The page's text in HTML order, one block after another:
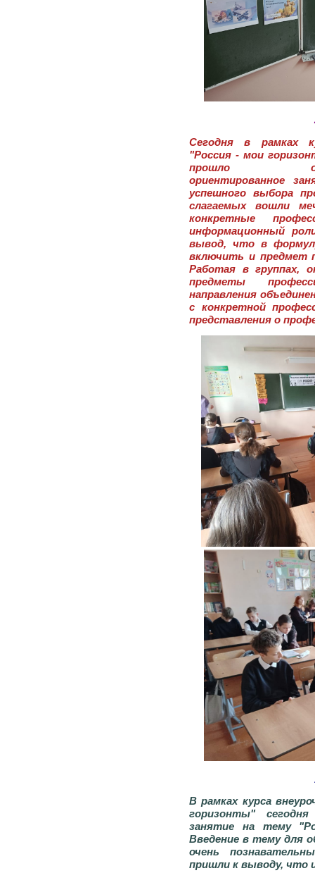
Сегодня в рамках
"Россия - мои
прошло
ориентированное
успешного выбора
слагаемых вошли
конкретные
информационный
вывод, что в
включить и предмет
Работая в группах,
предметы
направления
с конкретной
представления о
В рамках курса
горизонты"
занятие на тему
Введение в тему для
очень
пришли к выводу, что